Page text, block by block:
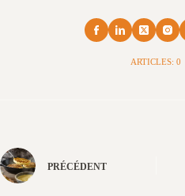
ARTICLES: 0
PRÉCÉDENT